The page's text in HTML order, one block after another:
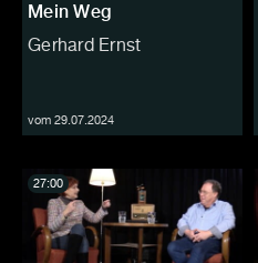
Mein Weg
Gerhard Ernst
vom 29.07.2024
27:00